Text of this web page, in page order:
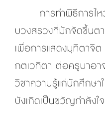
การทำพิธีการไ
บวงสรวงที่มักจัดขึ้นต
เพื่อการแสดงมุทิตา
กตเวทิตา ต่อครูบาอา
วิชาความรู้แก่นักศึกษา
บังเกิดเป็นขวัญกำลังใ